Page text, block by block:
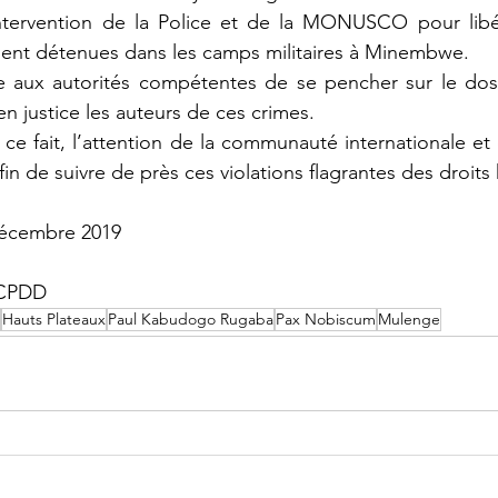
de la Police et de la MONUSCO pour
détenues dans les camps militaires à Minembwe.
aux autorités compétentes de se pencher sur le
justice les auteurs de ces crimes.
fait, l’attention de la communauté internationale et
de suivre de près ces violations flagrantes des droits
2019
Hauts PlateauxPaul Kabudogo RugabaPax Nobiscum Mulenge